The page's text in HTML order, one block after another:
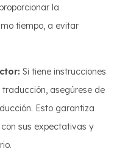
la
tiempo, a evitar
Si tiene instrucciones
asegúrese de
Esto garantiza
sus expectativas y